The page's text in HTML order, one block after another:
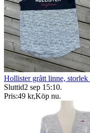
Hollister grått linne, storlek
Sluttid2 sep 15:10.
Pris:49 kr,Köp nu.